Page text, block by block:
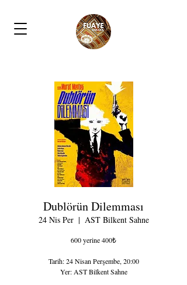
Dublörün Dilemması
24 Nis Per
  |
AST Bilkent Sahne
600 yerine 400₺
Tarih: 24 Nisan Perşembe, 20:00
Yer: AST Bilkent Sahne